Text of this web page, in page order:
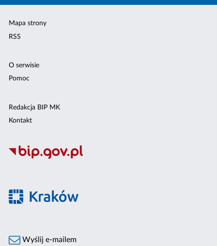
Mapa strony
RSS
O serwisie
Pomoc
Redakcja BIP MK
Kontakt
Wyślij e-mailem